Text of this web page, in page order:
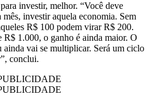
investir, melhor. “Você deve
investir aquela economia. Sem
R$ 100 podem virar R$ 200.
1.000, o ganho é ainda maior. O
ainda vai se multiplicar. Será um ciclo
conclui.